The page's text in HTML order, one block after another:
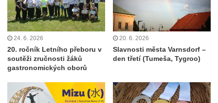
24. 6. 2026
20. ročník Letního přeboru v
soutěži zručnosti žáků
gastronomických oborů
20. 6. 2026
Slavnosti města Varnsdorf –
den třetí (Tumeša, Tygroo)